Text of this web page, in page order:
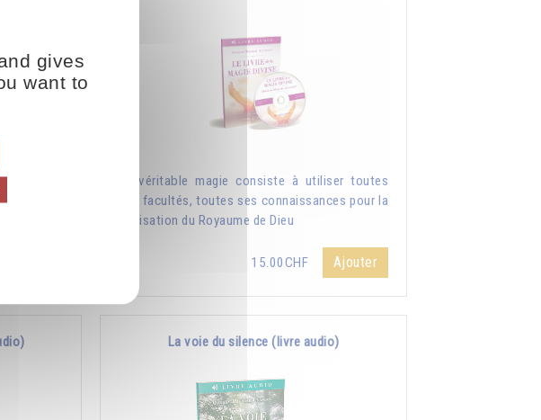
c’est
La véritable magie consiste à utiliser toutes
ses facultés, toutes ses connaissances pour la
réalisation du Royaume de Dieu
15.00CHF Ajouter
La voie du silence (livre audio)
gives
want to